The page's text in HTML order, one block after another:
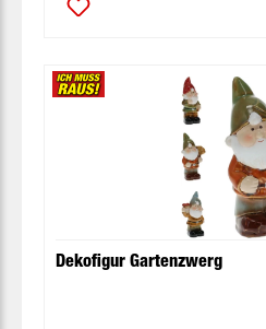
Dekofigur Gartenzwerg